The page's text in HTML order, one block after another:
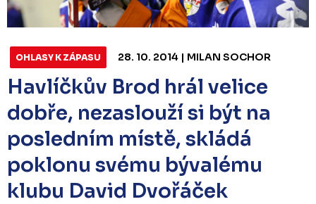
OHLASY K ZÁPASU 28. 10. 2014 | MILAN SOCHOR
Havlíčkův Brod hrál velice
dobře, nezaslouží si být na
posledním místě, skládá
poklonu svému bývalému
klubu David Dvořáček